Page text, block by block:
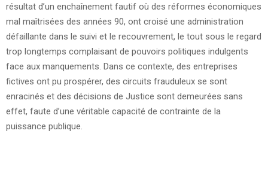
résultat d’un enchaînement fautif où des réformes économiques
mal maîtrisées des années 90, ont croisé une administration
défaillante dans le suivi et le recouvrement, le tout sous le regard
trop longtemps complaisant de pouvoirs politiques indulgents
face aux manquements. Dans ce contexte, des entreprises
fictives ont pu prospérer, des circuits frauduleux se sont
enracinés et des décisions de Justice sont demeurées sans
effet, faute d’une véritable capacité de contrainte de la
puissance publique.